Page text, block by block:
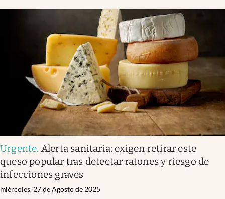
Urgente. Alerta sanitaria: exigen retirar este
queso popular tras detectar ratones y riesgo de
infecciones graves
miércoles, 27 de Agosto de 2025